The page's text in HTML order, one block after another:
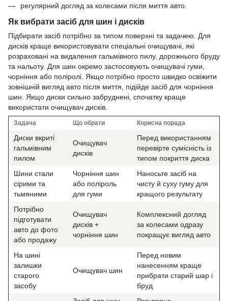
регулярний догляд за колесами після миття авто.
Як вибрати засіб для шин і дисків
Підбирати засіб потрібно за типом поверхні та задачею. Для
дисків краще використовувати спеціальні очищувачі, які
розраховані на видалення гальмівного пилу, дорожнього бруду
та нальоту. Для шин окремо застосовують очищувачі гуми,
чорніння або поліролі. Якщо потрібно просто швидко освіжити
зовнішній вигляд авто після миття, підійде засіб для чорніння
шин. Якщо диски сильно забруднені, спочатку краще
використати очищувач дисків.
Задача Що обрати Корисна порада
Диски вкриті
гальмівним
пилом
Очищувач
дисків
Перед використанням
перевірте сумісність із
типом покриття диска
Шини стали
сірими та
тьмяними
Чорніння шин
або поліроль
для гуми
Наносьте засіб на
чисту й суху гуму для
кращого результату
Потрібно
підготувати
авто до фото
або продажу
Очищувач
дисків +
чорніння шин
Комплексний догляд
за колесами одразу
покращує вигляд авто
На шині
залишки
старого
засобу
Очищувач шин
Перед новим
нанесенням краще
прибрати старий шар і
бруд